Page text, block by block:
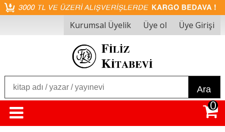
Kurumsal Üyelik Üye ol Üye Girişi
Ara
0